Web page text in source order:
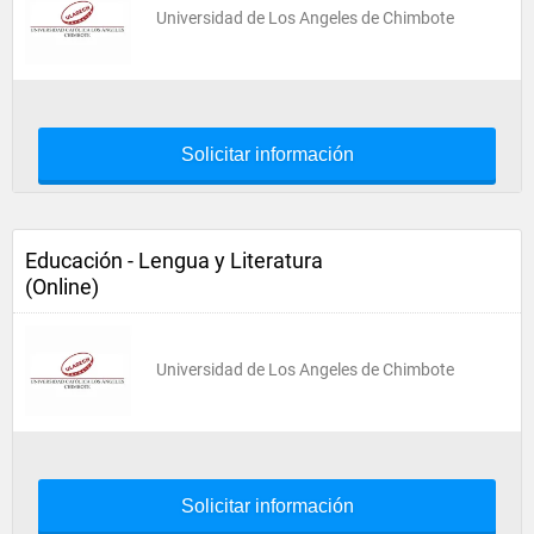
Universidad de Los Angeles de Chimbote
Solicitar información
Educación - Lengua y Literatura
(Online)
Universidad de Los Angeles de Chimbote
Solicitar información